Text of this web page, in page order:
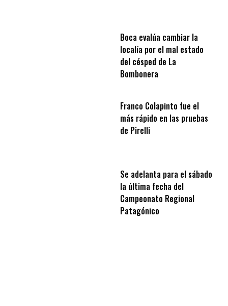
Boca evalúa cambiar la
localía por el mal estado
del césped de La
Bombonera
Franco Colapinto fue el
más rápido en las pruebas
de Pirelli
Se adelanta para el sábado
la última fecha del
Campeonato Regional
Patagónico